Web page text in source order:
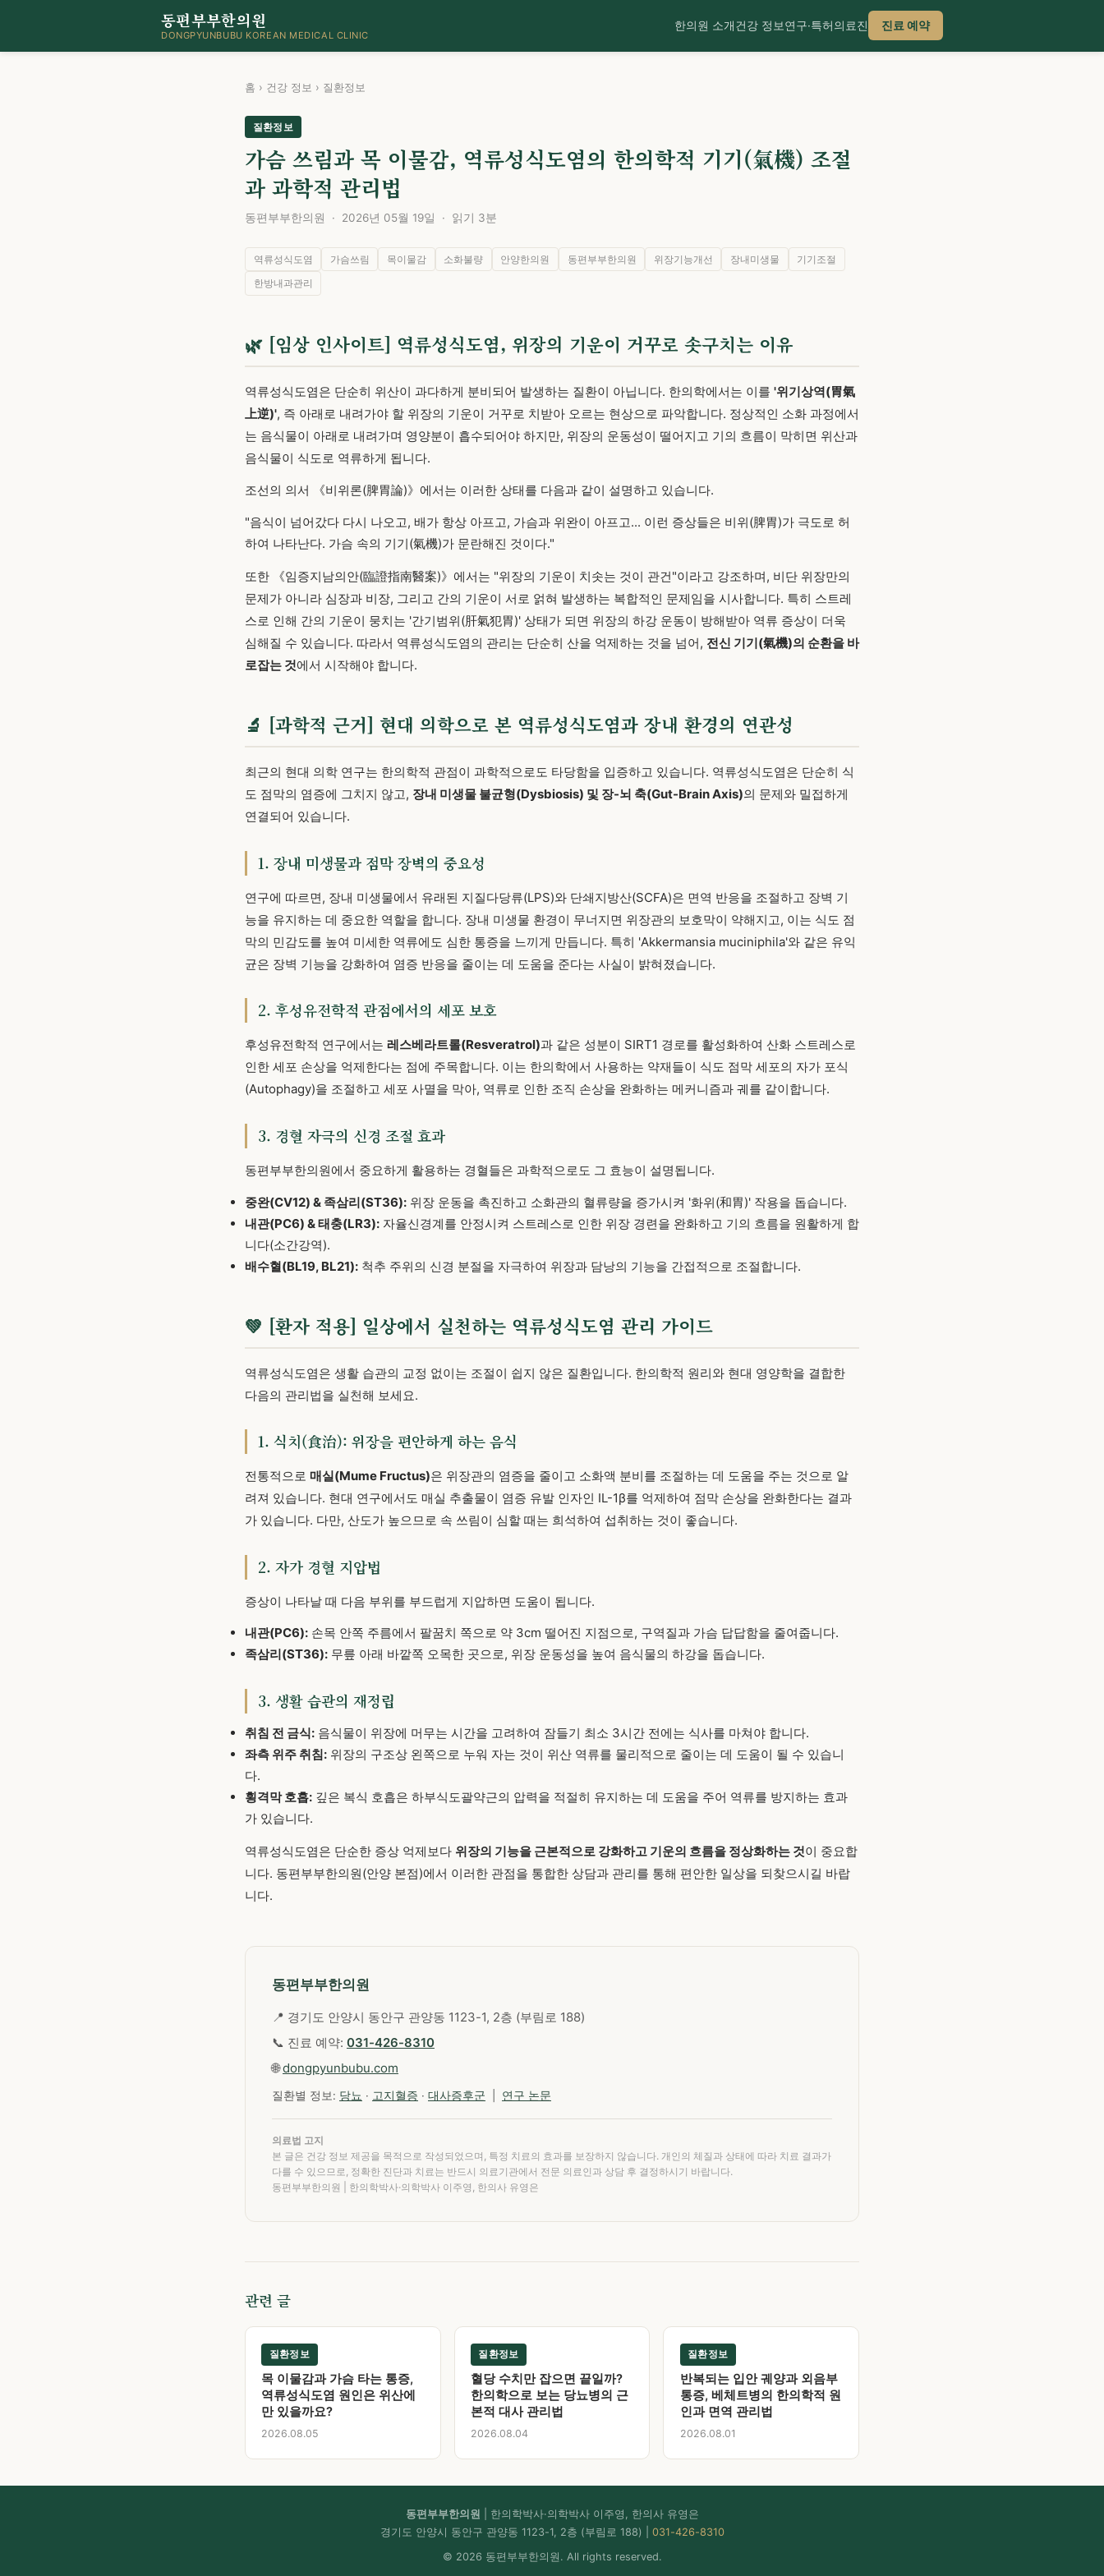
동편부부한의원
DONGPYUNBUBU KOREAN MEDICAL CLINIC
한의원 소개건강 정보연구·특허의료진 진료 예약
홈 › 건강 정보 › 질환정보
질환정보
가슴 쓰림과 목 이물감, 역류성식도염의 한의학적 기기(氣機) 조절
과 과학적 관리법
동편부부한의원 · 2026년 05월 19일 · 읽기 3분
역류성식도염 가슴쓰림 목이물감 소화불량 안양한의원 동편부부한의원 위장기능개선 장내미생물
기기조절
한방내과관리
🌿 [임상 인사이트] 역류성식도염, 위장의 기운이 거꾸로 솟구치는 이유
역류성식도염은 단순히 위산이 과다하게 분비되어 발생하는 질환이 아닙니다. 한의학에서는 이를 '위기상역(胃氣
上逆)', 즉 아래로 내려가야 할 위장의 기운이 거꾸로 치받아 오르는 현상으로 파악합니다. 정상적인 소화 과정에서
는 음식물이 아래로 내려가며 영양분이 흡수되어야 하지만, 위장의 운동성이 떨어지고 기의 흐름이 막히면 위산과
음식물이 식도로 역류하게 됩니다.
조선의 의서 《비위론(脾胃論)》에서는 이러한 상태를 다음과 같이 설명하고 있습니다.
"음식이 넘어갔다 다시 나오고, 배가 항상 아프고, 가슴과 위완이 아프고... 이런 증상들은 비위(脾胃)가 극도로 허
하여 나타난다. 가슴 속의 기기(氣機)가 문란해진 것이다."
또한 《임증지남의안(臨證指南醫案)》에서는 "위장의 기운이 치솟는 것이 관건"이라고 강조하며, 비단 위장만의
문제가 아니라 심장과 비장, 그리고 간의 기운이 서로 얽혀 발생하는 복합적인 문제임을 시사합니다. 특히 스트레
스로 인해 간의 기운이 뭉치는 '간기범위(肝氣犯胃)' 상태가 되면 위장의 하강 운동이 방해받아 역류 증상이 더욱
심해질 수 있습니다. 따라서 역류성식도염의 관리는 단순히 산을 억제하는 것을 넘어, 전신 기기(氣機)의 순환을 바
로잡는 것에서 시작해야 합니다.
🔬 [과학적 근거] 현대 의학으로 본 역류성식도염과 장내 환경의 연관성
최근의 현대 의학 연구는 한의학적 관점이 과학적으로도 타당함을 입증하고 있습니다. 역류성식도염은 단순히 식
도 점막의 염증에 그치지 않고, 장내 미생물 불균형(Dysbiosis) 및 장-뇌 축(Gut-Brain Axis)의 문제와 밀접하게
연결되어 있습니다.
1. 장내 미생물과 점막 장벽의 중요성
연구에 따르면, 장내 미생물에서 유래된 지질다당류(LPS)와 단쇄지방산(SCFA)은 면역 반응을 조절하고 장벽 기
능을 유지하는 데 중요한 역할을 합니다. 장내 미생물 환경이 무너지면 위장관의 보호막이 약해지고, 이는 식도 점
막의 민감도를 높여 미세한 역류에도 심한 통증을 느끼게 만듭니다. 특히 'Akkermansia muciniphila'와 같은 유익
균은 장벽 기능을 강화하여 염증 반응을 줄이는 데 도움을 준다는 사실이 밝혀졌습니다.
2. 후성유전학적 관점에서의 세포 보호
후성유전학적 연구에서는 레스베라트롤(Resveratrol)과 같은 성분이 SIRT1 경로를 활성화하여 산화 스트레스로
인한 세포 손상을 억제한다는 점에 주목합니다. 이는 한의학에서 사용하는 약재들이 식도 점막 세포의 자가 포식
(Autophagy)을 조절하고 세포 사멸을 막아, 역류로 인한 조직 손상을 완화하는 메커니즘과 궤를 같이합니다.
3. 경혈 자극의 신경 조절 효과
동편부부한의원에서 중요하게 활용하는 경혈들은 과학적으로도 그 효능이 설명됩니다.
중완(CV12) & 족삼리(ST36): 위장 운동을 촉진하고 소화관의 혈류량을 증가시켜 '화위(和胃)' 작용을 돕습니다.
내관(PC6) & 태충(LR3): 자율신경계를 안정시켜 스트레스로 인한 위장 경련을 완화하고 기의 흐름을 원활하게 합
니다(소간강역).
배수혈(BL19, BL21): 척추 주위의 신경 분절을 자극하여 위장과 담낭의 기능을 간접적으로 조절합니다.
💚 [환자 적용] 일상에서 실천하는 역류성식도염 관리 가이드
역류성식도염은 생활 습관의 교정 없이는 조절이 쉽지 않은 질환입니다. 한의학적 원리와 현대 영양학을 결합한
다음의 관리법을 실천해 보세요.
1. 식치(食治): 위장을 편안하게 하는 음식
전통적으로 매실(Mume Fructus)은 위장관의 염증을 줄이고 소화액 분비를 조절하는 데 도움을 주는 것으로 알
려져 있습니다. 현대 연구에서도 매실 추출물이 염증 유발 인자인 IL-1β를 억제하여 점막 손상을 완화한다는 결과
가 있습니다. 다만, 산도가 높으므로 속 쓰림이 심할 때는 희석하여 섭취하는 것이 좋습니다.
2. 자가 경혈 지압법
증상이 나타날 때 다음 부위를 부드럽게 지압하면 도움이 됩니다.
내관(PC6): 손목 안쪽 주름에서 팔꿈치 쪽으로 약 3cm 떨어진 지점으로, 구역질과 가슴 답답함을 줄여줍니다.
족삼리(ST36): 무릎 아래 바깥쪽 오목한 곳으로, 위장 운동성을 높여 음식물의 하강을 돕습니다.
3. 생활 습관의 재정립
취침 전 금식: 음식물이 위장에 머무는 시간을 고려하여 잠들기 최소 3시간 전에는 식사를 마쳐야 합니다.
좌측 위주 취침: 위장의 구조상 왼쪽으로 누워 자는 것이 위산 역류를 물리적으로 줄이는 데 도움이 될 수 있습니
다.
횡격막 호흡: 깊은 복식 호흡은 하부식도괄약근의 압력을 적절히 유지하는 데 도움을 주어 역류를 방지하는 효과
가 있습니다.
역류성식도염은 단순한 증상 억제보다 위장의 기능을 근본적으로 강화하고 기운의 흐름을 정상화하는 것이 중요합
니다. 동편부부한의원(안양 본점)에서 이러한 관점을 통합한 상담과 관리를 통해 편안한 일상을 되찾으시길 바랍
니다.
동편부부한의원
📍 경기도 안양시 동안구 관양동 1123-1, 2층 (부림로 188)
📞 진료 예약: 031-426-8310
🌐dongpyunbubu.com
질환별 정보: 당뇨 · 고지혈증 · 대사증후군 연구 논문
의료법 고지
본 글은 건강 정보 제공을 목적으로 작성되었으며, 특정 치료의 효과를 보장하지 않습니다. 개인의 체질과 상태에 따라 치료 결과가
다를 수 있으므로, 정확한 진단과 치료는 반드시 의료기관에서 전문 의료인과 상담 후 결정하시기 바랍니다.
동편부부한의원 | 한의학박사·의학박사 이주영, 한의사 유영은
관련 글
질환정보
목 이물감과 가슴 타는 통증,
역류성식도염 원인은 위산에
만 있을까요?
2026.08.05
질환정보
혈당 수치만 잡으면 끝일까?
한의학으로 보는 당뇨병의 근
본적 대사 관리법
2026.08.04
질환정보
반복되는 입안 궤양과 외음부
통증, 베체트병의 한의학적 원
인과 면역 관리법
2026.08.01
동편부부한의원 | 한의학박사·의학박사 이주영, 한의사 유영은
경기도 안양시 동안구 관양동 1123-1, 2층 (부림로 188) | 031-426-8310
© 2026 동편부부한의원. All rights reserved.